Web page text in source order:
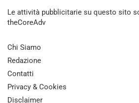
Le attività pubblicitarie su questo sito
theCoreAdv
Chi Siamo
Redazione
Contatti
Privacy & Cookies
Disclaimer